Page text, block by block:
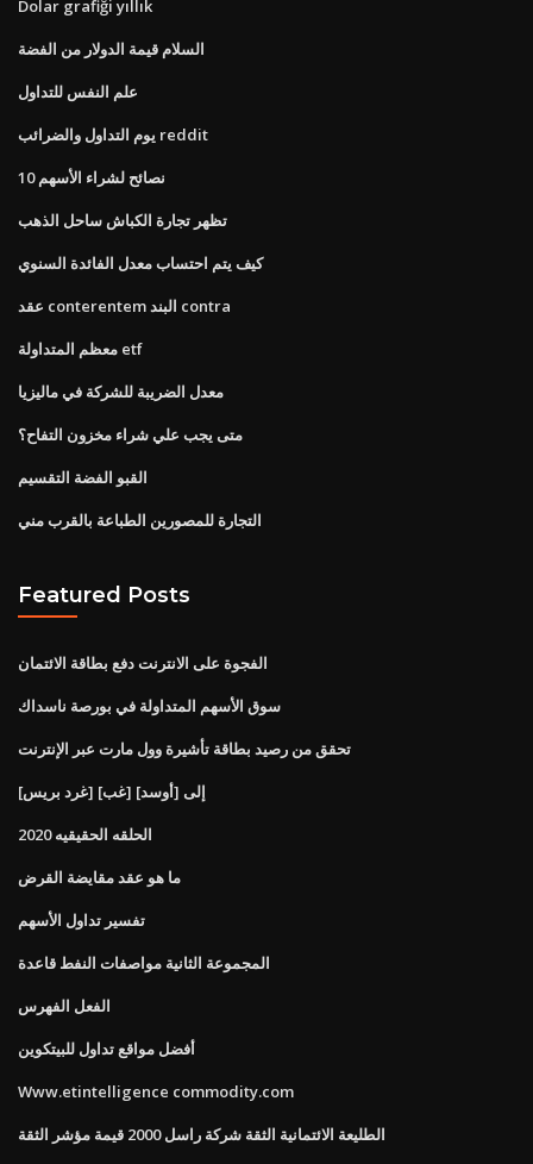
Dolar grafiği yıllık
السلام قيمة الدولار من الفضة
علم النفس للتداول
يوم التداول والضرائب reddit
10 نصائح لشراء الأسهم
تظهر تجارة الكباش ساحل الذهب
كيف يتم احتساب معدل الفائدة السنوي
عقد conterentem البند contra
معظم المتداولة etf
معدل الضريبة للشركة في ماليزيا
متى يجب علي شراء مخزون التفاح؟
القبو الفضة التقسيم
التجارة للمصورين الطباعة بالقرب مني
Featured Posts
الفجوة على الانترنت دفع بطاقة الائتمان
سوق الأسهم المتداولة في بورصة ناسداك
تحقق من رصيد بطاقة تأشيرة وول مارت عبر الإنترنت
[غرد بريس] [غب] إلى [أوسد]
الحلقه الحقيقيه 2020
ما هو عقد مقايضة القرض
تفسير تداول الأسهم
المجموعة الثانية مواصفات النفط قاعدة
الفعل الفهرس
أفضل مواقع تداول للبيتكوين
Www.etintelligence commodity.com
الطليعة الائتمانية الثقة شركة راسل 2000 قيمة مؤشر الثقة